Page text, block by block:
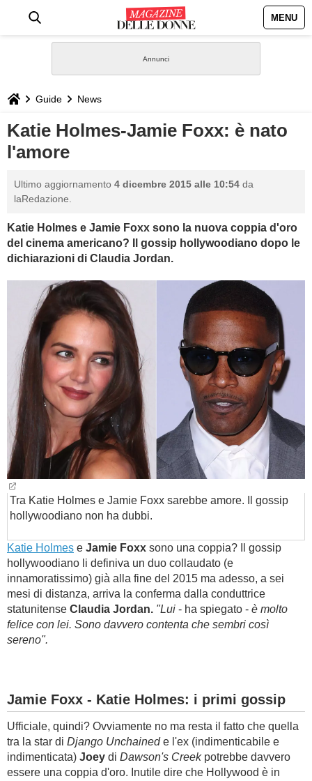
MENU
STILE
BIOGRAFIE
DEFINIZIONI
GASTRONOMIA
SESSO
BAMBINO
DIETA
GUIDE
FORUM
Guide News
Katie Holmes-Jamie Foxx: è nato
l'amore
Ultimo aggiornamento 4 dicembre 2015 alle 10:54 da
laRedazione.
Katie Holmes e Jamie Foxx sono la nuova coppia d'oro
del cinema americano? Il gossip hollywoodiano dopo le
dichiarazioni di Claudia Jordan.
Tra Katie Holmes e Jamie Foxx sarebbe amore. Il gossip
hollywoodiano non ha dubbi.
Katie Holmes e Jamie Foxx sono una coppia? Il gossip
hollywoodiano li definiva un duo collaudato (e
innamoratissimo) già alla fine del 2015 ma adesso, a sei
mesi di distanza, arriva la conferma dalla conduttrice
statunitense Claudia Jordan. "Lui - ha spiegato - è molto
felice con lei. Sono davvero contenta che sembri così
sereno".
Jamie Foxx - Katie Holmes: i primi gossip
Ufficiale, quindi? Ovviamente no ma resta il fatto che quella
tra la star di Django Unchainede l'ex (indimenticabile e
indimenticata) Joey di Dawson's Creekpotrebbe davvero
essere una coppia d'oro. Inutile dire che Hollywood è in